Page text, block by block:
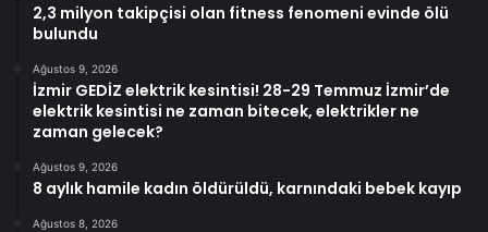
2,3 milyon takipçisi olan fitness fenomeni evinde ölü
bulundu
Ağustos 9, 2026
İzmir GEDİZ elektrik kesintisi! 28-29 Temmuz İzmir’de
elektrik kesintisi ne zaman bitecek, elektrikler ne
zaman gelecek?
Ağustos 9, 2026
8 aylık hamile kadın öldürüldü, karnındaki bebek kayıp
Ağustos 8, 2026